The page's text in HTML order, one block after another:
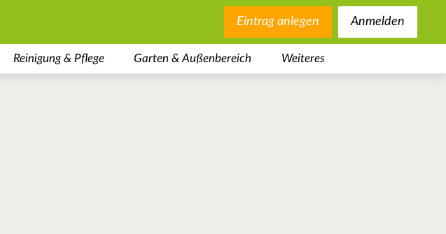
Eintrag anlegen Anmelden
Reinigung & Pflege Garten & Außenbereich Weiteres